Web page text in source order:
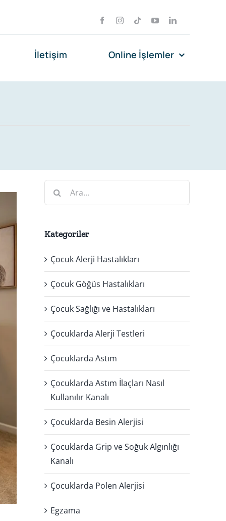
İletişim Online İşlemler
Kategoriler
Çocuk Alerji Hastalıkları
Çocuk Göğüs Hastalıkları
Çocuk Sağlığı ve Hastalıkları
Çocuklarda Alerji Testleri
Çocuklarda Astım
Çocuklarda Astım İlaçları Nasıl
Kullanılır Kanalı
Çocuklarda Besin Alerjisi
Çocuklarda Grip ve Soğuk Algınlığı
Kanalı
Çocuklarda Polen Alerjisi
Egzama